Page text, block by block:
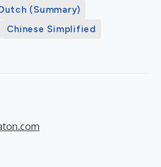
(Summary)
Chinese Simplified